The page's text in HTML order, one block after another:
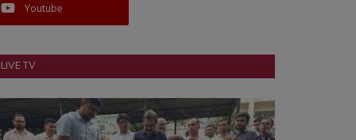
Youtube
LIVE TV